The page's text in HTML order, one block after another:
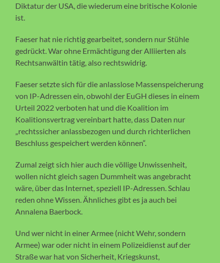
Diktatur der USA, die wiederum eine britische Kolonie
ist.
Faeser hat nie richtig gearbeitet, sondern nur Stühle
gedrückt. War ohne Ermächtigung der Alliierten als
Rechtsanwältin tätig, also rechtswidrig.
Faeser setzte sich für die anlasslose Massenspeicherung
von IP-Adressen ein, obwohl der EuGH dieses in einem
Urteil 2022 verboten hat und die Koalition im
Koalitionsvertrag vereinbart hatte, dass Daten nur
„rechtssicher anlassbezogen und durch richterlichen
Beschluss gespeichert werden können“.
Zumal zeigt sich hier auch die völlige Unwissenheit,
wollen nicht gleich sagen Dummheit was angebracht
wäre, über das Internet, speziell IP-Adressen. Schlau
reden ohne Wissen. Ähnliches gibt es ja auch bei
Annalena Baerbock.
Und wer nicht in einer Armee (nicht Wehr, sondern
Armee) war oder nicht in einem Polizeidienst auf der
Straße war hat von Sicherheit, Kriegskunst,